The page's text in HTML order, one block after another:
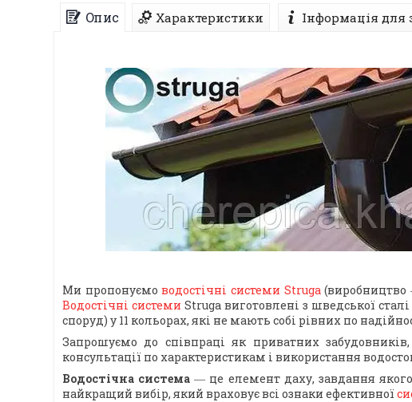
Опис Характеристики Інформація для
Ми пропонуємоводостічні системи Struga(виробництво
Водостічні системи Struga виготовлені з шведської
споруд) у 11 кольорах, які не мають собі рівних по
Запрошуємо до співпраці як приватних
консультації по характеристикам і використання
Водостічна система ― це елемент даху, завдання
найкращий вибір, який враховує всі ознаки ефективної